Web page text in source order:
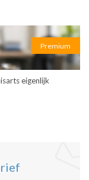
Premium
eigenlijk